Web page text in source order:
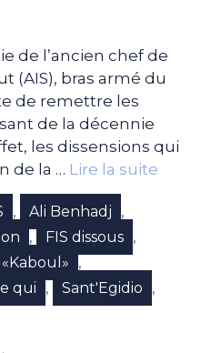
de l’ancien chef de
(AIS), bras armé du
de remettre les
de la décennie
les dissensions qui
de la … Lire la suite
, Ali Benhadj ,
, FIS dissous ,
,
qui , Sant'Egidio ,